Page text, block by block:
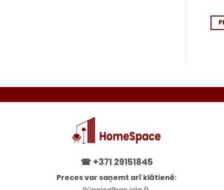
☎ +371 29151845
Preces var saņemt arī klātienē: